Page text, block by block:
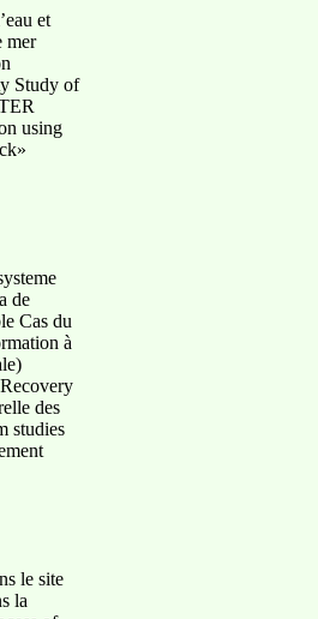
et
mer
Study of
using
de
Cas du
à
des
studies
le site
la